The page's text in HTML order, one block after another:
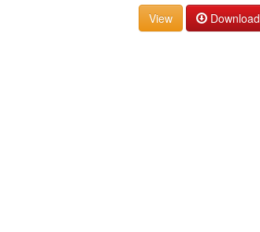
Download